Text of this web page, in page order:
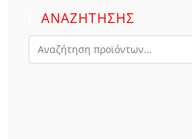
ΑΝΑΖΗΤΗΣΗΣ